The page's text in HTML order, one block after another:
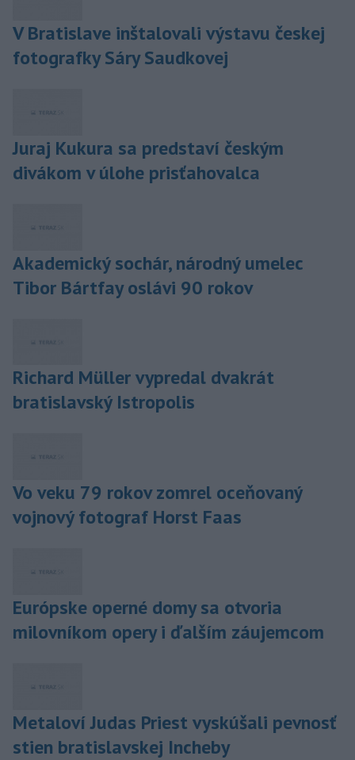
V Bratislave inštalovali výstavu českej
fotografky Sáry Saudkovej
Juraj Kukura sa predstaví českým
divákom v úlohe prisťahovalca
Akademický sochár, národný umelec
Tibor Bártfay oslávi 90 rokov
Richard Müller vypredal dvakrát
bratislavský Istropolis
Vo veku 79 rokov zomrel oceňovaný
vojnový fotograf Horst Faas
Európske operné domy sa otvoria
milovníkom opery i ďalším záujemcom
Metaloví Judas Priest vyskúšali pevnosť
stien bratislavskej Incheby